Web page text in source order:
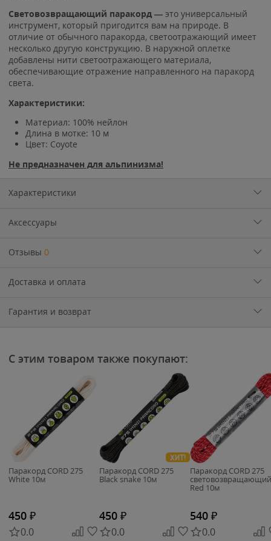
Световозвращающий паракорд — это универсальный
инструмент, который пригодится вам на природе. В
отличие от обычного паракорда, светоотражающий имеет
несколько другую конструкцию. В наружной оплетке
добавлены нити светоотражающего материала,
обеспечивающие отражение направленного на паракорд
света.
Характеристики:
Материал: 100% нейлон
Длина в мотке: 10 м
Цвет: Coyote
Не предназначен для альпинизма!
Характеристики
Аксессуары
Отзывы 0
Доставка и оплата
Гарантия и возврат
С этим товаром также покупают:
Паракорд CORD 275
White 10м
450 ₽
0.0
ХИТ!
Паракорд CORD 275
Black snake 10м
450 ₽
0.0
Паракорд CORD 275
световозвращающий
Red 10м
540 ₽
0.0